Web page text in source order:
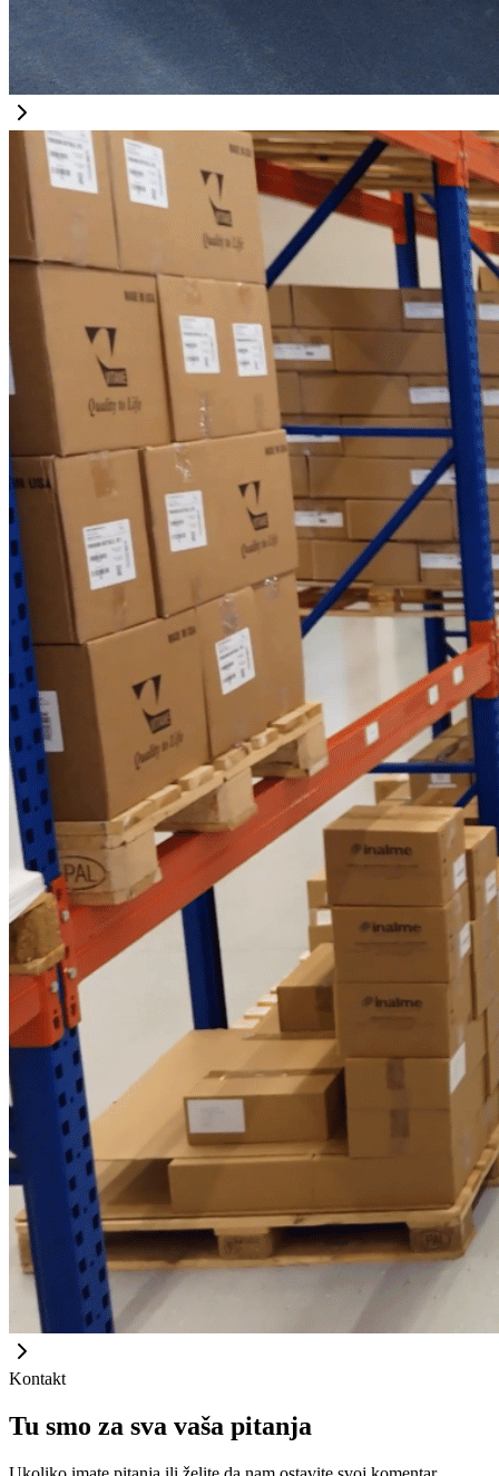
Kontakt
Tu smo za sva vaša pitanja